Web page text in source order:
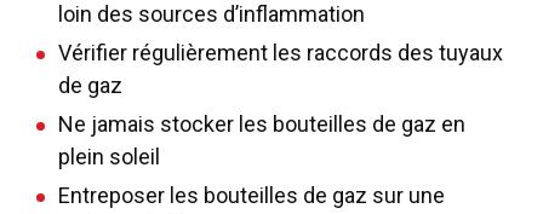
loin des sources d’inflammation
Vérifier régulièrement les raccords des tuyaux
de gaz
Ne jamais stocker les bouteilles de gaz en
plein soleil
Entreposer les bouteilles de gaz sur une